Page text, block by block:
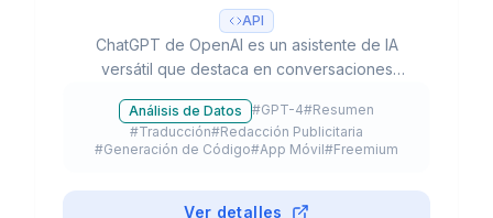
API
ChatGPT de OpenAI es un asistente de IA
versátil que destaca en conversaciones
de problemas complejos. Con sus capacidades
multimodales avanzadas, procesa texto, voz e
Análisis de Datos #GPT-4#Resumen
#Traducción#Redacción Publicitaria
#Generación de Código#App Móvil#Freemium
Ver detalles